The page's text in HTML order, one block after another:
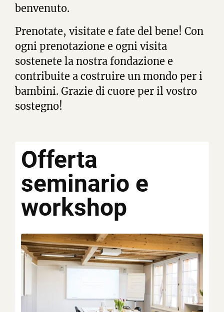
benvenuto.
Prenotate, visitate e fate del bene! Con
ogni prenotazione e ogni visita
sostenete la nostra fondazione e
contribuite a costruire un mondo per i
bambini. Grazie di cuore per il vostro
sostegno!
Offerta
seminario e
workshop